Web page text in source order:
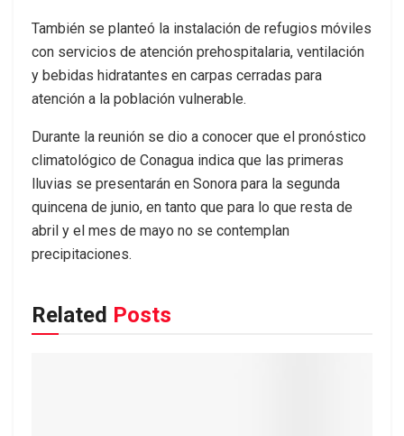
También se planteó la instalación de refugios móviles
con servicios de atención prehospitalaria, ventilación
y bebidas hidratantes en carpas cerradas para
atención a la población vulnerable.
Durante la reunión se dio a conocer que el pronóstico
climatológico de Conagua indica que las primeras
lluvias se presentarán en Sonora para la segunda
quincena de junio, en tanto que para lo que resta de
abril y el mes de mayo no se contemplan
precipitaciones.
Related Posts